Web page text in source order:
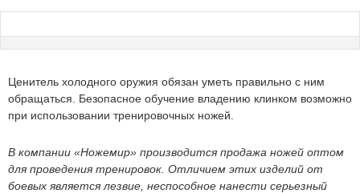
Ценитель холодного оружия обязан уметь правильно с ним
обращаться. Безопасное обучение владению клинком возможно
при использовании тренировочных ножей.
В компании «Ножемир» производится продажа ножей оптом
для проведения тренировок. Отличием этих изделий от
боевых является лезвие, неспособное нанести серьезный